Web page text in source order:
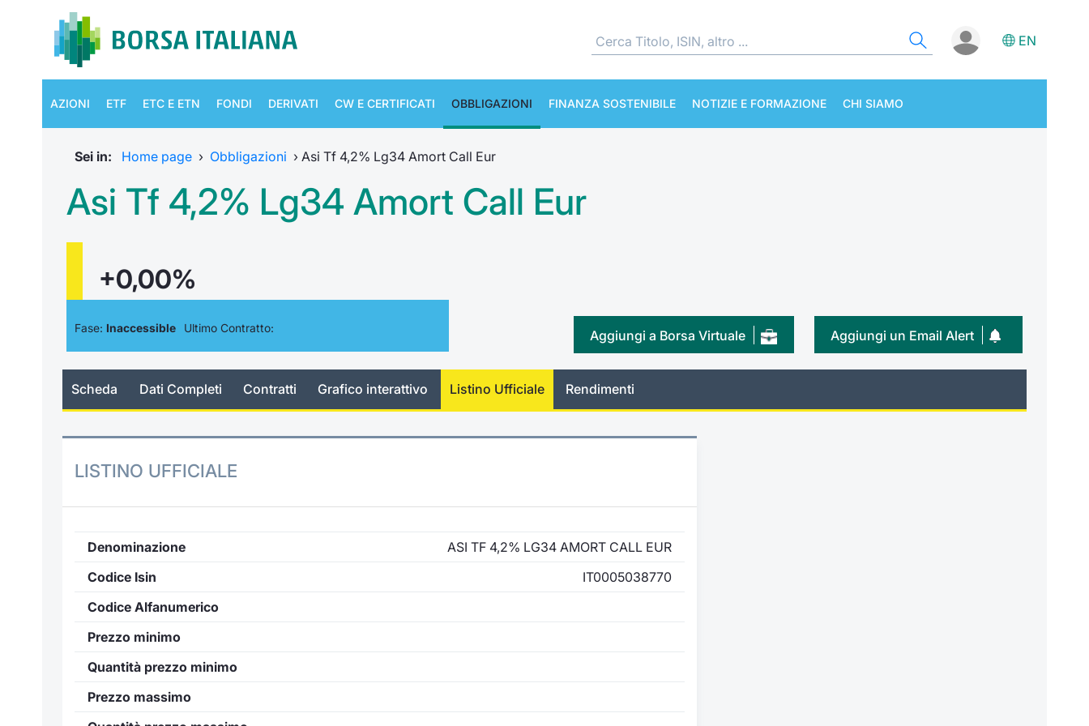
EN
AZIONI ETF ETC E ETN FONDI DERIVATI CW E CERTIFICATI OBBLIGAZIONI FINANZA SOSTENIBILE NOTIZIE E FORMAZIONE CHI SIAMO
Sei in: Home page › Obbligazioni › Asi Tf 4,2% Lg34 Amort Call Eur
Asi Tf 4,2% Lg34 Amort Call Eur
+0,00%
Fase: Inaccessible Ultimo Contratto: Aggiungi un Email Alert
Aggiungi a Borsa Virtuale
Scheda Dati Completi Contratti Grafico interattivo Listino Ufficiale Rendimenti
LISTINO UFFICIALE
Denominazione
ASI TF 4,2% LG34 AMORT CALL EUR
Codice Isin
IT0005038770
Codice Alfanumerico
Prezzo minimo
Quantità prezzo minimo
Prezzo massimo